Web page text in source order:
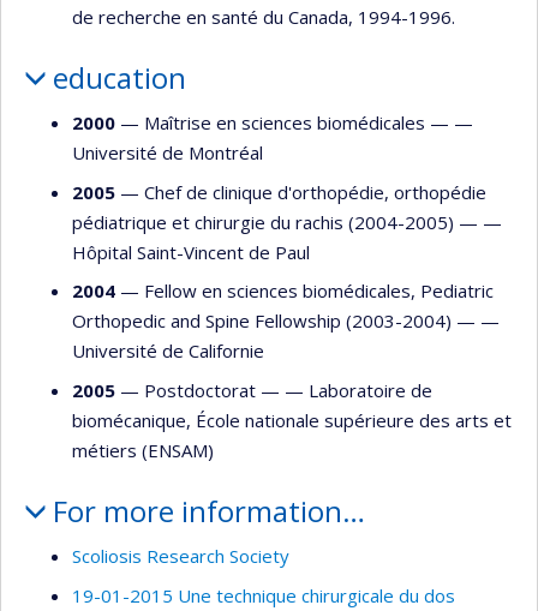
de recherche en santé du Canada, 1994-1996.
education
2000 — Maîtrise en sciences biomédicales — —
Université de Montréal
2005 — Chef de clinique d'orthopédie, orthopédie
pédiatrique et chirurgie du rachis (2004-2005) — —
Hôpital Saint-Vincent de Paul
2004 — Fellow en sciences biomédicales, Pediatric
Orthopedic and Spine Fellowship (2003-2004) — —
Université de Californie
2005 — Postdoctorat — — Laboratoire de
biomécanique, École nationale supérieure des arts et
métiers (ENSAM)
For more information…
Scoliosis Research Society
19-01-2015 Une technique chirurgicale du dos